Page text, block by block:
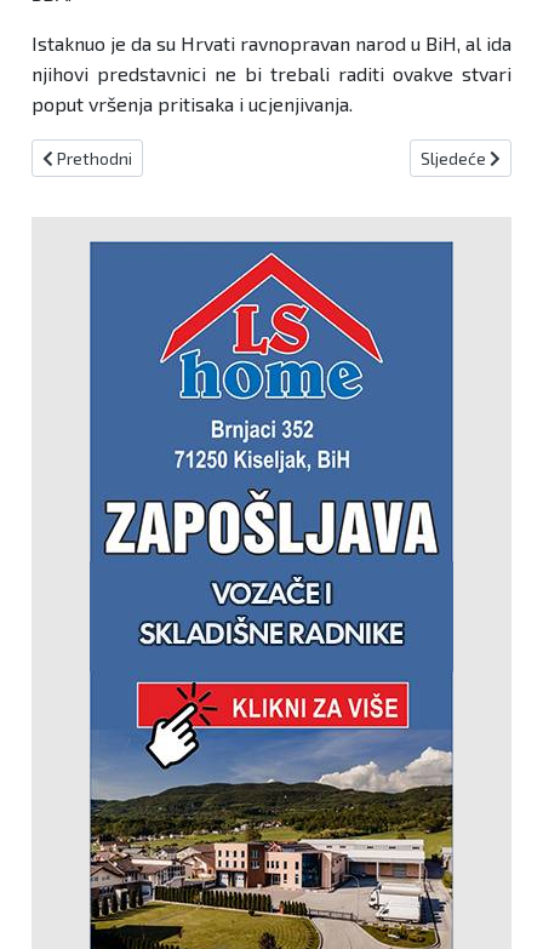
Istaknuo je da su Hrvati ravnopravan narod u BiH, al ida
njihovi predstavnici ne bi trebali raditi ovakve stvari
poput vršenja pritisaka i ucjenjivanja.
Prethodni članak: Panika i očaj u SDA: Dodikov posjet Zagrebu
Prethodni Sljedeći
Sljedeće